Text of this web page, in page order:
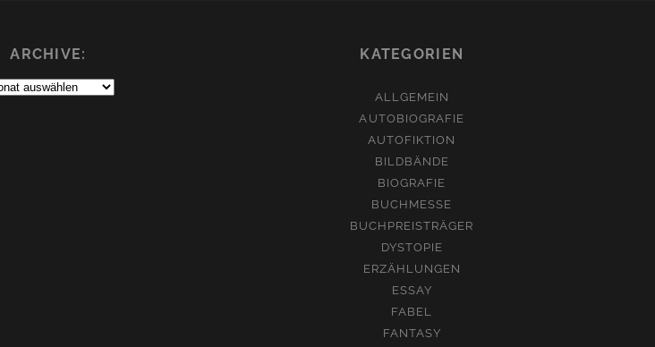
ARCHIVE:
KATEGORIEN
ALLGEMEIN
AUTOBIOGRAFIE
AUTOFIKTION
BILDBÄNDE
BIOGRAFIE
BUCHMESSE
BUCHPREISTRÄGER
DYSTOPIE
ERZÄHLUNGEN
ESSAY
FABEL
FANTASY